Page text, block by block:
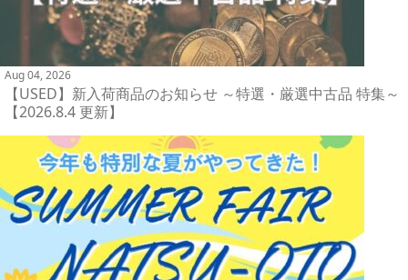
Aug 04, 2026
【USED】新入荷商品のお知らせ ～特選・厳選中古品 特集～
【2026.8.4 更新】